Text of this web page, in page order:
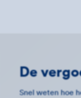
De
Snel weten hoe